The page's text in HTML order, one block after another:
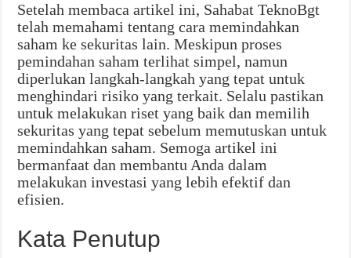
Setelah membaca artikel ini, Sahabat TeknoBgt
telah memahami tentang cara memindahkan
saham ke sekuritas lain. Meskipun proses
pemindahan saham terlihat simpel, namun
diperlukan langkah-langkah yang tepat untuk
menghindari risiko yang terkait. Selalu pastikan
untuk melakukan riset yang baik dan memilih
sekuritas yang tepat sebelum memutuskan untuk
memindahkan saham. Semoga artikel ini
bermanfaat dan membantu Anda dalam
melakukan investasi yang lebih efektif dan
efisien.
Kata Penutup